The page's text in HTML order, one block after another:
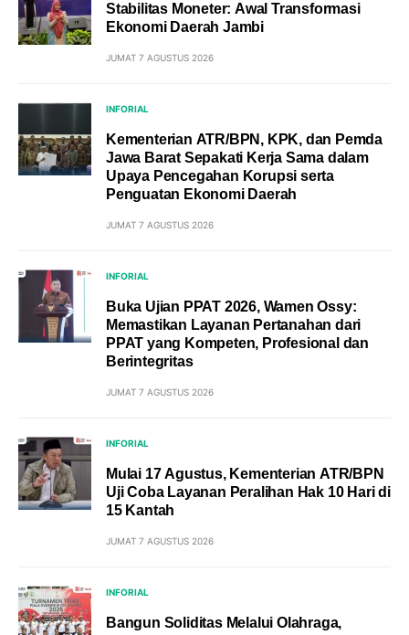
Stabilitas Moneter: Awal Transformasi
Ekonomi Daerah Jambi
JUMAT 7 AGUSTUS 2026
INFORIAL
Kementerian ATR/BPN, KPK, dan Pemda
Jawa Barat Sepakati Kerja Sama dalam
Upaya Pencegahan Korupsi serta
Penguatan Ekonomi Daerah
JUMAT 7 AGUSTUS 2026
INFORIAL
Buka Ujian PPAT 2026, Wamen Ossy:
Memastikan Layanan Pertanahan dari
PPAT yang Kompeten, Profesional dan
Berintegritas
JUMAT 7 AGUSTUS 2026
INFORIAL
Mulai 17 Agustus, Kementerian ATR/BPN
Uji Coba Layanan Peralihan Hak 10 Hari di
15 Kantah
JUMAT 7 AGUSTUS 2026
INFORIAL
Bangun Soliditas Melalui Olahraga,